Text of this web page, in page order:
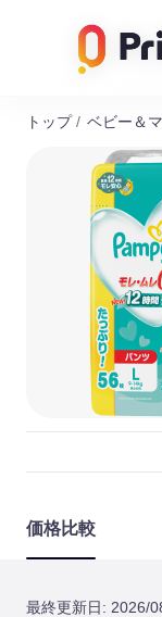
トップ / ベビー＆
価格比較
最終更新日: 2026/